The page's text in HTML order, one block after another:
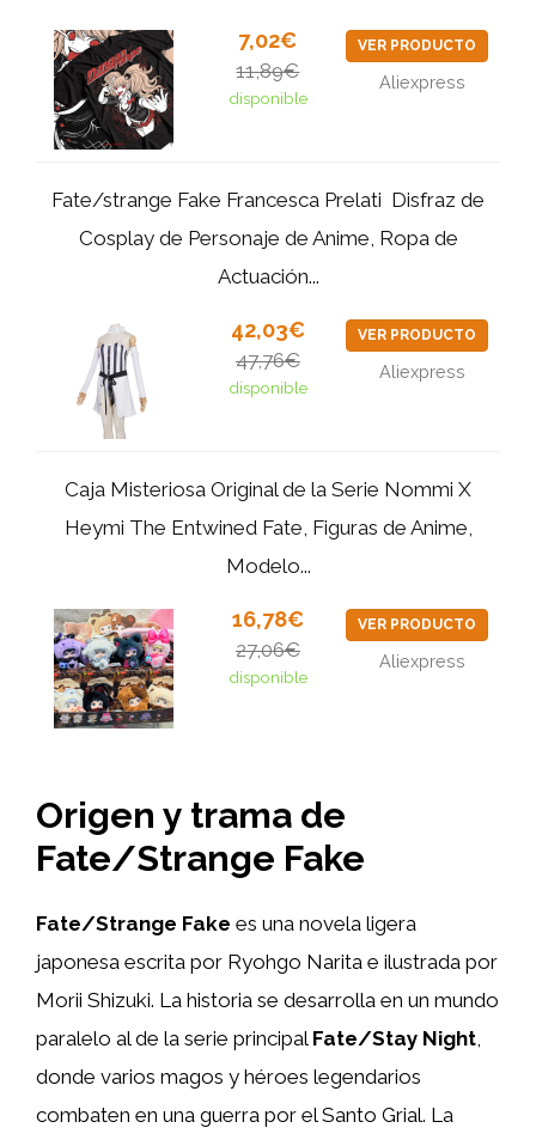
7,02€
11,89€
disponible
VER PRODUCTO
Aliexpress
Fate/strange Fake Francesca Prelati ‌ Disfraz de
Cosplay de Personaje de Anime, Ropa de
Actuación...
42,03€
47,76€
disponible
VER PRODUCTO
Aliexpress
Caja Misteriosa Original de la Serie Nommi X
Heymi The Entwined Fate, Figuras de Anime,
Modelo...
16,78€
27,06€
disponible
VER PRODUCTO
Aliexpress
Origen y trama de
Fate/Strange Fake
Fate/Strange Fake es una novela ligera
japonesa escrita por Ryohgo Narita e ilustrada por
Morii Shizuki. La historia se desarrolla en un mundo
paralelo al de la serie principal Fate/Stay Night,
donde varios magos y héroes legendarios
combaten en una guerra por el Santo Grial. La